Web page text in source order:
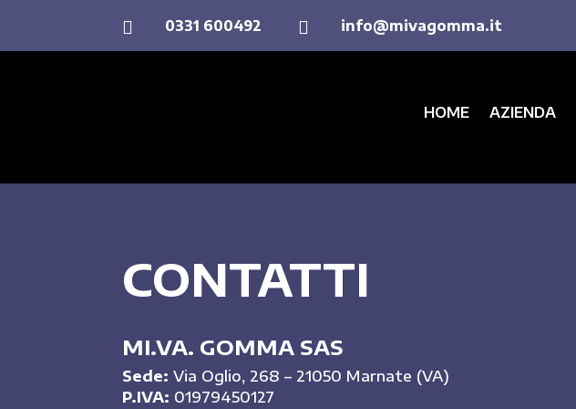
 0331 600492  info@mivagomma.it
HOME AZIENDA
CONTATTI
MI.VA. GOMMA SAS
Sede: Via Oglio, 268 – 21050 Marnate (VA)
P.IVA: 01979450127